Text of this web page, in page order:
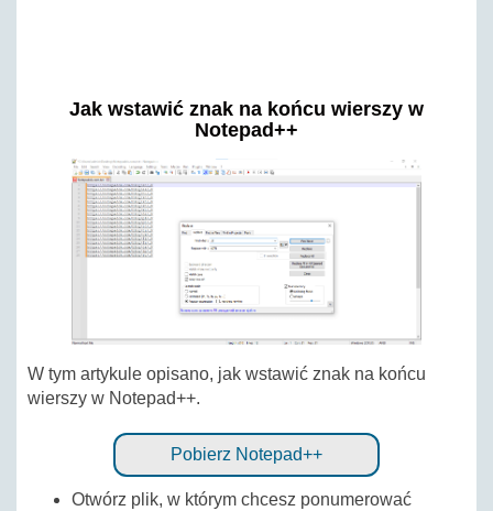
Jak wstawić znak na końcu wierszy w
Notepad++
W tym artykule opisano, jak wstawić znak na końcu
wierszy w Notepad++.
Pobierz Notepad++
Otwórz plik, w którym chcesz ponumerować